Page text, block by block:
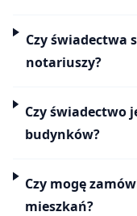
Czy świadectwa
notariuszy?
Czy świadectwo
budynków?
Czy mogę
mieszkań?